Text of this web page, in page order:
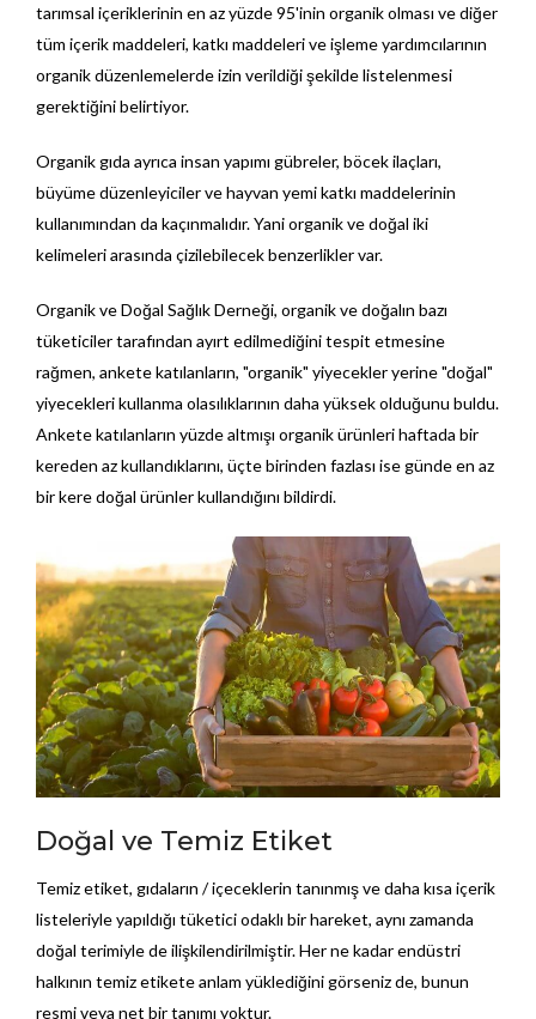
tarımsal içeriklerinin en az yüzde 95'inin organik olması ve diğer
tüm içerik maddeleri, katkı maddeleri ve işleme yardımcılarının
organik düzenlemelerde izin verildiği şekilde listelenmesi
gerektiğini belirtiyor.
Organik gıda ayrıca insan yapımı gübreler, böcek ilaçları,
büyüme düzenleyiciler ve hayvan yemi katkı maddelerinin
kullanımından da kaçınmalıdır. Yani organik ve doğal iki
kelimeleri arasında çizilebilecek benzerlikler var.
Organik ve Doğal Sağlık Derneği, organik ve doğalın bazı
tüketiciler tarafından ayırt edilmediğini tespit etmesine
rağmen, ankete katılanların, "organik" yiyecekler yerine "doğal"
yiyecekleri kullanma olasılıklarının daha yüksek olduğunu buldu.
Ankete katılanların yüzde altmışı organik ürünleri haftada bir
kereden az kullandıklarını, üçte birinden fazlası ise günde en az
bir kere doğal ürünler kullandığını bildirdi.
Doğal ve Temiz Etiket
Temiz etiket, gıdaların / içeceklerin tanınmış ve daha kısa içerik
listeleriyle yapıldığı tüketici odaklı bir hareket, aynı zamanda
doğal terimiyle de ilişkilendirilmiştir. Her ne kadar endüstri
halkının temiz etikete anlam yüklediğini görseniz de, bunun
resmi veya net bir tanımı yoktur.